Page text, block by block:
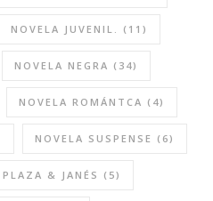
NOVELA JUVENIL. (11)
NOVELA NEGRA (34)
NOVELA ROMÁNTCA (4)
NOVELA SUSPENSE (6)
PLAZA & JANÉS (5)